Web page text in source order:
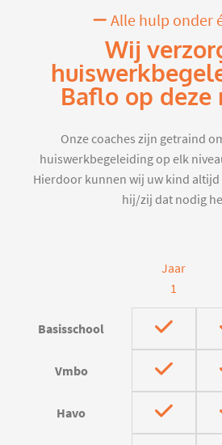
Alle hulp onder
Wij
Baflo op deze
Onze coaches zijn getraind
huiswerkbegeleiding op elk
Hierdoor kunnen wij uw kind
hij/zij dat nodig
Jaar
1
Basisschool
Vmbo
Havo